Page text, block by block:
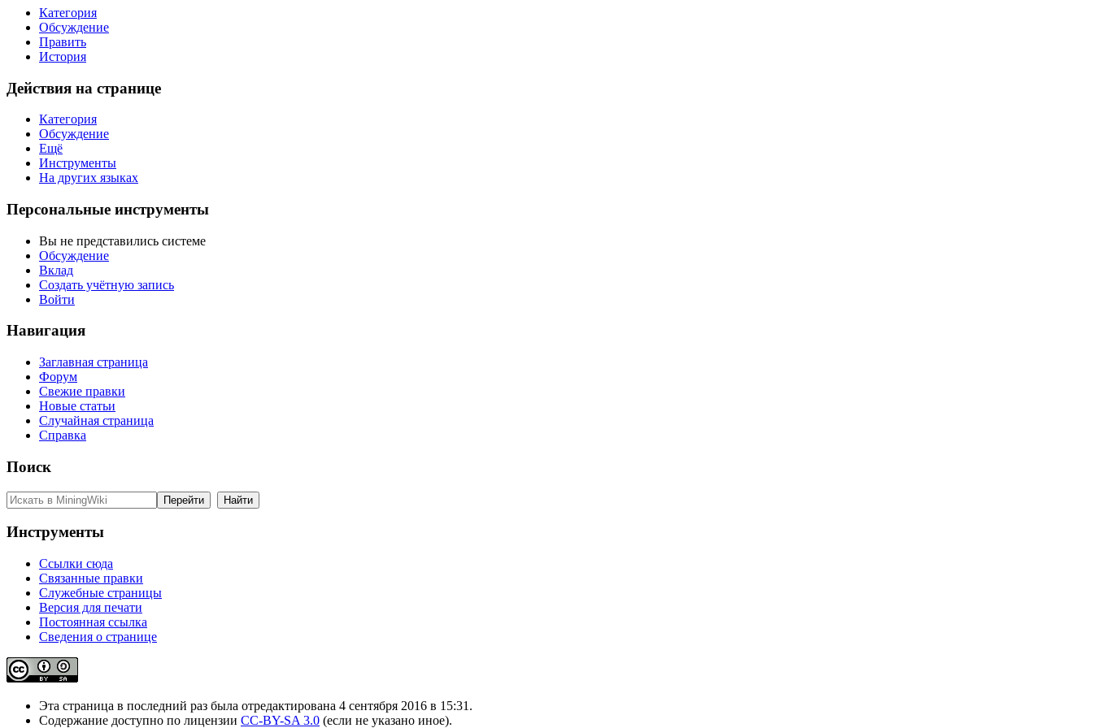
Категория
Обсуждение
Править
История
Действия на странице
Категория
Обсуждение
Ещё
Инструменты
На других языках
Персональные инструменты
Вы не представились системе
Обсуждение
Вклад
Создать учётную запись
Войти
Навигация
Заглавная страница
Форум
Свежие правки
Новые статьи
Случайная страница
Справка
Поиск
Инструменты
Ссылки сюда
Связанные правки
Служебные страницы
Версия для печати
Постоянная ссылка
Сведения о странице
Эта страница в последний раз была отредактирована 4 сентября 2016 в 15:31.
Содержание доступно по лицензии CC-BY-SA 3.0 (если не указано иное).